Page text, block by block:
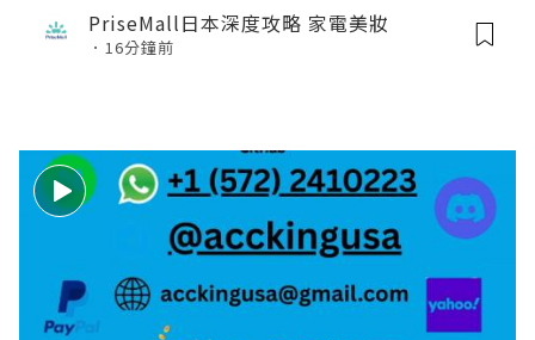
PriseMall日本深度攻略 家電美妝
16分鐘前